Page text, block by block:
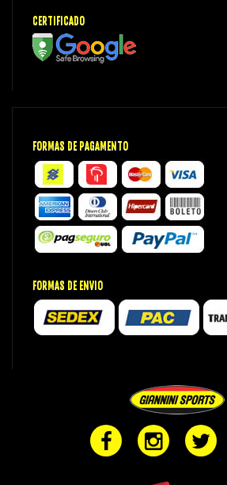
CERTIFICADO
FORMAS DE PAGAMENTO
FORMAS DE ENVIO